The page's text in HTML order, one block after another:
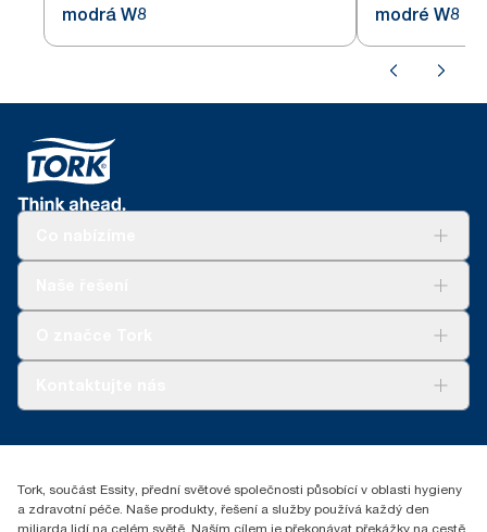
modrá W8
modré W8
reception.prague@essity.com
Praha 8, Karlin, Sokolovská 100/94
186 00 Česká republika
Tork, součást Essity, přední světové společnosti působící v oblasti hygieny
a zdravotní péče. Naše produkty, řešení a služby používá každý den
miliarda lidí na celém světě. Naším cílem je překonávat překážky na cestě